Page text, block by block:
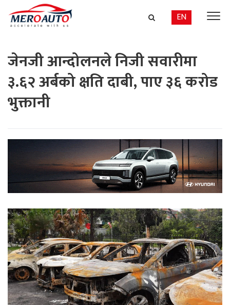
EN
जेनजी आन्दोलनले निजी सवारीमा
३.६२ अर्बको क्षति दाबी, पाए ३६ करोड
भुक्तानी